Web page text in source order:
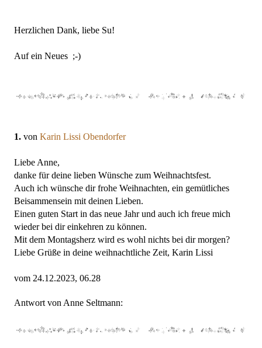
Herzlichen Dank, liebe Su!
Auf ein Neues ;-)
1. von Karin Lissi Obendorfer
Liebe Anne,
danke für deine lieben Wünsche zum Weihnachtsfest.
Auch ich wünsche dir frohe Weihnachten, ein gemütliches
Beisammensein mit deinen Lieben.
Einen guten Start in das neue Jahr und auch ich freue mich
wieder bei dir einkehren zu können.
Mit dem Montagsherz wird es wohl nichts bei dir morgen?
Liebe Grüße in deine weihnachtliche Zeit, Karin Lissi
vom 24.12.2023, 06.28
Antwort von Anne Seltmann: